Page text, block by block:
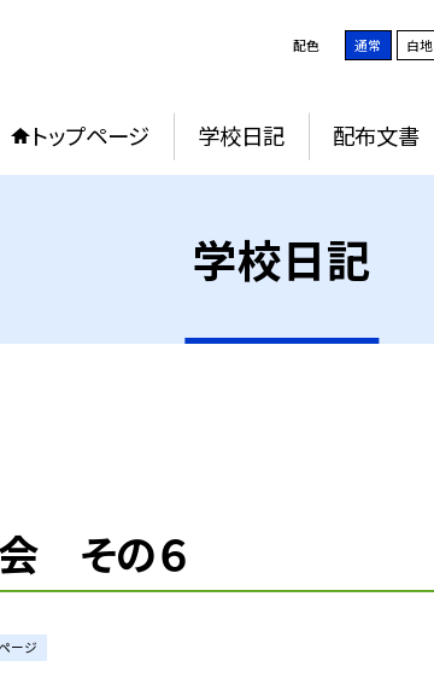
配色 通常 白地
トップページ 学校日記 配布文書
学校日記
その６
ージ